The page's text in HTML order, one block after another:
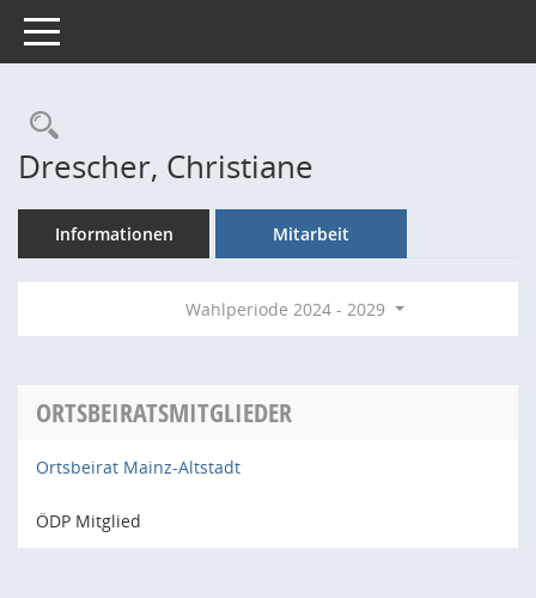
Toggle navigation
Rechercheauswahl
Drescher, Christiane
Informationen Mitarbeit
Wahlperiode 2024 - 2029
ORTSBEIRATSMITGLIEDER
Ortsbeirat Mainz-Altstadt
ÖDP Mitglied